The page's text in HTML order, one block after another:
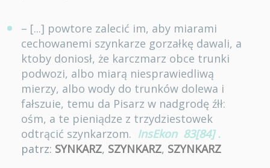
– [...] powtore zalecić im, aby miarami
cechowanemi szynkarze gorzałkę dawali, a
ktoby doniosł, że karczmarz obce trunki
podwozi, albo miarą niesprawiedliwą
mierzy, albo wody do trunków dolewa i
fałszuie, temu da Pisarz w nadgrodę źłł:
ośm, a te pieniądze z trzydziestowek
odtrącić szynkarzom. InsEkon 83[84] .
patrz: SYNKARZ, SZYNKARZ, SZYNKARZ